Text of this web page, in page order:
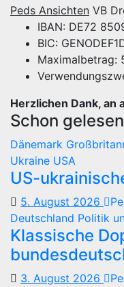
Peds Ansichten VB
IBAN: DE72
BIC:
Maximalbetrag:
Herzlichen Dank, an
Schon
Dänemark
Ukraine USA
US-
5. August 2026
Deutschland Politik
Klassische
3. August 2026